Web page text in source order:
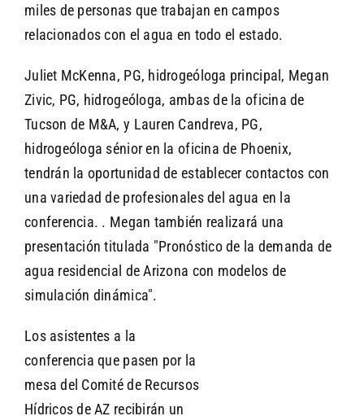
miles de personas que trabajan en campos
relacionados con el agua en todo el estado.
Juliet McKenna, PG, hidrogeóloga principal, Megan
Zivic, PG, hidrogeóloga, ambas de la oficina de
Tucson de M&A, y Lauren Candreva, PG,
hidrogeóloga sénior en la oficina de Phoenix,
tendrán la oportunidad de establecer contactos con
una variedad de profesionales del agua en la
conferencia. . Megan también realizará una
presentación titulada "Pronóstico de la demanda de
agua residencial de Arizona con modelos de
simulación dinámica".
Los asistentes a la
conferencia que pasen por la
mesa del Comité de Recursos
Hídricos de AZ recibirán un